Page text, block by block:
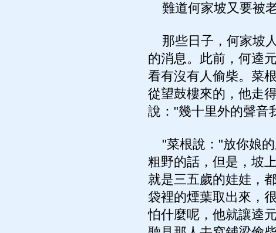
難道何家坡又要被
那些日子，何家坡
的消息。此前，何逵
看有沒有人偷柴。菜
從望鼓樓來的，他走
說："幾十里外的聲音
"菜根說："放你娘的
粗野的話，但是，坡
就是三五歲的娃娃，
袋裡的煙葉取出來，
怕什麼呢，他就讓逵